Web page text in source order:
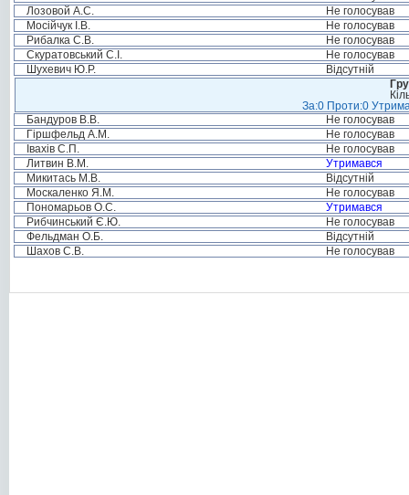
Лозовой А.С.
Не голосував
Мосійчук І.В.
Не голосував
Рибалка С.В.
Не голосував
Скуратовський С.І.
Не голосував
Шухевич Ю.Р.
Відсутній
За:0 Проти:0
Бандуров В.В.
Не голосував
Гіршфельд А.М.
Не голосував
Івахів С.П.
Не голосував
Литвин В.М.
Утримався
Микитась М.В.
Відсутній
Москаленко Я.М.
Не голосував
Пономарьов О.С.
Утримався
Рибчинський Є.Ю.
Не голосував
Фельдман О.Б.
Відсутній
Шахов С.В.
Не голосував